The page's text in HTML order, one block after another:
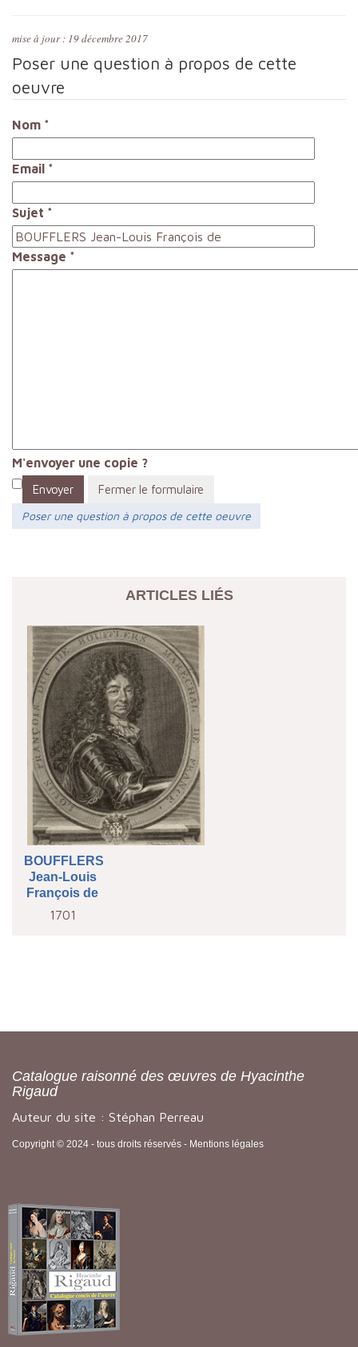
mise à jour : 19 décembre 2017
Poser une question à propos de cette
oeuvre
Nom *
Email *
Sujet *
Message *
M'envoyer une copie ?
Envoyer
Fermer le formulaire
Poser une question à propos de cette oeuvre
ARTICLES LIÉS
BOUFFLERS
Jean-Louis
François de
1701
Catalogue raisonné des œuvres de Hyacinthe
Rigaud
Auteur du site : Stéphan Perreau
Copyright © 2024 - tous droits réservés - Mentions légales